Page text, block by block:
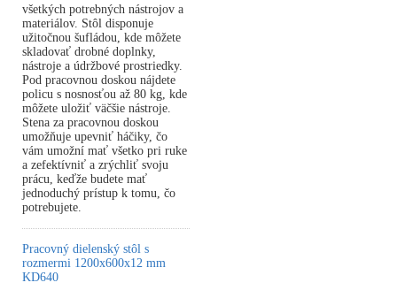
všetkých potrebných nástrojov a
materiálov. Stôl disponuje
užitočnou šufládou, kde môžete
skladovať drobné doplnky,
nástroje a údržbové prostriedky.
Pod pracovnou doskou nájdete
policu s nosnosťou až 80 kg, kde
môžete uložiť väčšie nástroje.
Stena za pracovnou doskou
umožňuje upevniť háčiky, čo
vám umožní mať všetko pri ruke
a zefektívniť a zrýchliť svoju
prácu, keďže budete mať
jednoduchý prístup k tomu, čo
potrebujete.
Pracovný dielenský stôl s
rozmermi 1200x600x12 mm
KD640